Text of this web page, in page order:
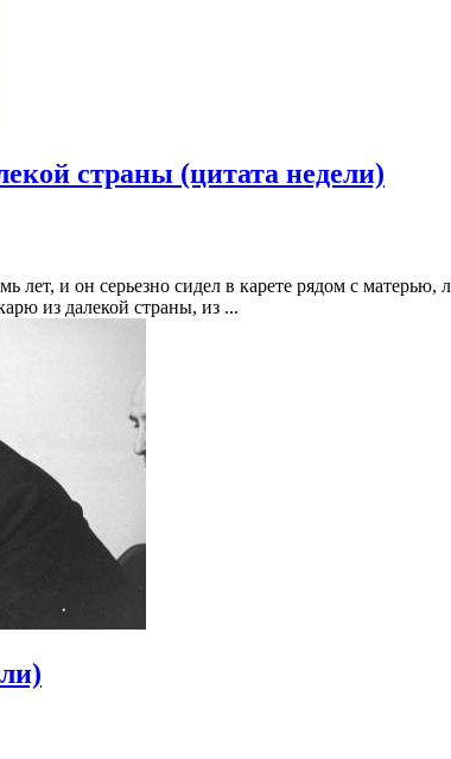
страны (цитата недели)
и он серьезно сидел в карете рядом с
из далекой страны, из ...